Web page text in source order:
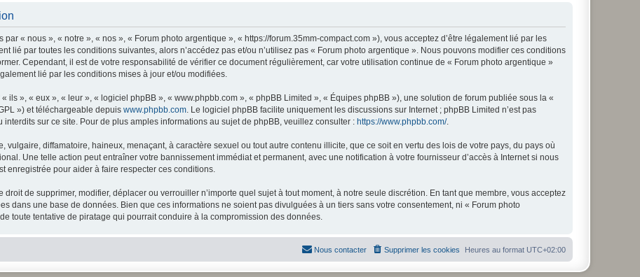
« nous », « notre », « nos », « Forum photo argentique », « https://forum.35mm-compact.com »), vous acceptez d’être légalement lié par les
lié par toutes les conditions suivantes, alors n’accédez pas et/ou n’utilisez pas « Forum photo argentique ». Nous pouvons modifier ces conditions
Cependant, il est de votre responsabilité de vérifier ce document régulièrement, car votre utilisation continue de « Forum photo argentique »
lié par les conditions mises à jour et/ou modifiées.
ils », « eux », « leur », « logiciel phpBB », « www.phpbb.com », « phpBB Limited », « Équipes phpBB »), une solution de forum publiée sous la «
») et téléchargeable depuis www.phpbb.com . Le logiciel phpBB facilite uniquement les discussions sur Internet ; phpBB Limited n’est pas
sur ce site. Pour de plus amples informations au sujet de phpBB, veuillez consulter : https://www.phpbb.com/.
vulgaire, diffamatoire, haineux, menaçant, à caractère sexuel ou tout autre contenu illicite, que ce soit en vertu des lois de votre pays, du pays où
Une telle action peut entraîner votre bannissement immédiat et permanent, avec une notification à votre fournisseur d’accès à Internet si nous
enregistrée pour aider à faire respecter ces conditions.
de supprimer, modifier, déplacer ou verrouiller n’importe quel sujet à tout moment, à notre seule discrétion. En tant que membre, vous acceptez
dans une base de données. Bien que ces informations ne soient pas divulguées à un tiers sans votre consentement, ni « Forum photo
toute tentative de piratage qui pourrait conduire à la compromission des données.
Heures au format UTC+02:00
Supprimer les cookies
Nous contacter